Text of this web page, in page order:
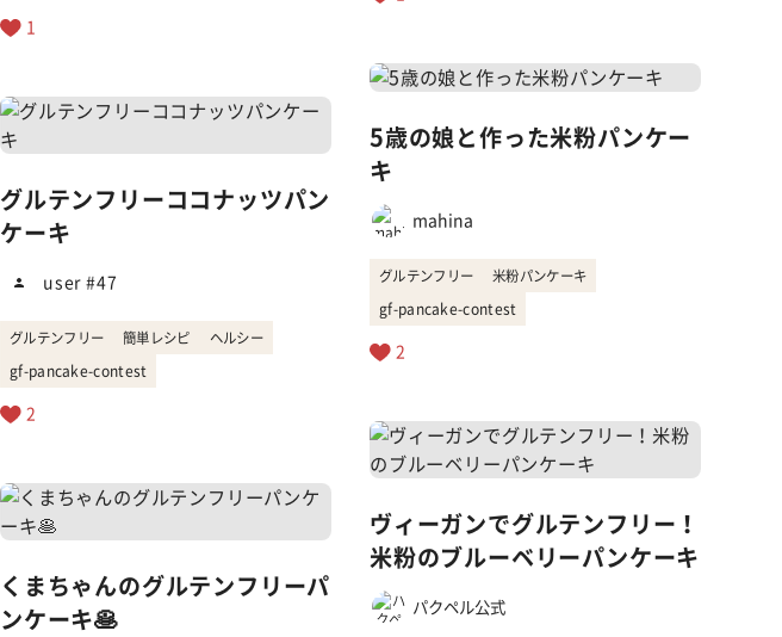
1
グルテンフリーココナッツパン
ケーキ
user #47
グルテンフリー 簡単レシピ ヘルシー
gf-pancake-contest
2
くまちゃんのグルテンフリーパ
ンケーキ🥞
5歳の娘と作った米粉パンケー
キ
mahina
グルテンフリー 米粉パンケーキ
gf-pancake-contest
2
ヴィーガンでグルテンフリー！
米粉のブルーベリーパンケーキ
パクペル公式